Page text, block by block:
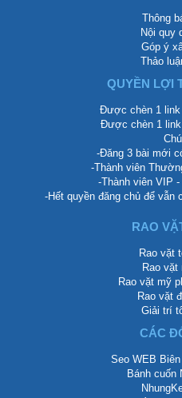
Thông
Nội quy
Góp ý
Thảo
QUYỀN LỢI
Được chèn 1 link
Được chèn 1
-Đăng 3 bài mới
-Thành viên
-Thành viên VIP
-Hết quyền đăng chủ để vẫn
RAO
Rao vặt
Rao vặt
Rao vặt mỹ
Rao vặt
Giải trí
CÁC
Seo WEB
Bánh cuốn